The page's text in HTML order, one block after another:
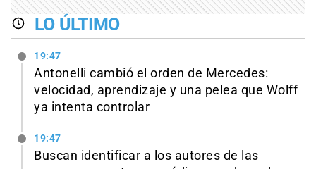
LO ÚLTIMO
19:47
Antonelli cambió el orden de Mercedes:
velocidad, aprendizaje y una pelea que Wolff
ya intenta controlar
19:47
Buscan identificar a los autores de las